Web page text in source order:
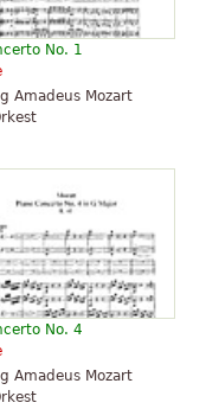
No. 1
Amadeus Mozart
No. 4
Amadeus Mozart